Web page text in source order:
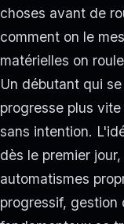
choses avant de
comment on le
matérielles on
Un débutant qui
progresse plus
sans intention.
dès le premier
automatismes
progressif, gestion